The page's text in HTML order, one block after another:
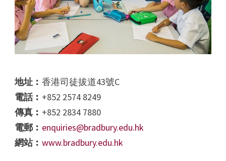
地址︰ 香港司徒拔道43號C
電話︰ +852 2574 8249
傳真︰ +852 2834 7880
電郵︰ enquiries@bradbury.edu.hk
網站︰ www.bradbury.edu.hk